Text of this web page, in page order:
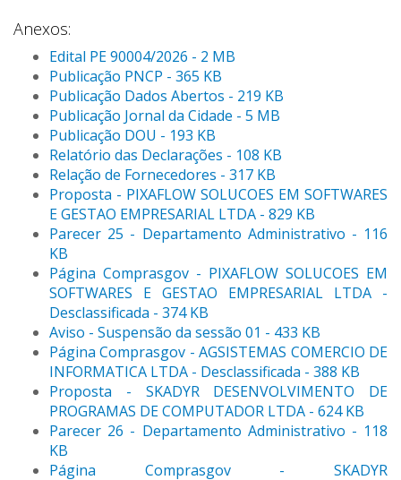
Anexos:
Edital PE 90004/2026 - 2 MB
Publicação PNCP - 365 KB
Publicação Dados Abertos - 219 KB
Publicação Jornal da Cidade - 5 MB
Publicação DOU - 193 KB
Relatório das Declarações - 108 KB
Relação de Fornecedores - 317 KB
Proposta - PIXAFLOW SOLUCOES EM SOFTWARES
E GESTAO EMPRESARIAL LTDA - 829 KB
Parecer 25 - Departamento Administrativo - 116
KB
Página Comprasgov - PIXAFLOW SOLUCOES EM
SOFTWARES E GESTAO EMPRESARIAL LTDA -
Desclassificada - 374 KB
Aviso - Suspensão da sessão 01 - 433 KB
Página Comprasgov - AGSISTEMAS COMERCIO DE
INFORMATICA LTDA - Desclassificada - 388 KB
Proposta - SKADYR DESENVOLVIMENTO DE
PROGRAMAS DE COMPUTADOR LTDA - 624 KB
Parecer 26 - Departamento Administrativo - 118
KB
Página Comprasgov - SKADYR